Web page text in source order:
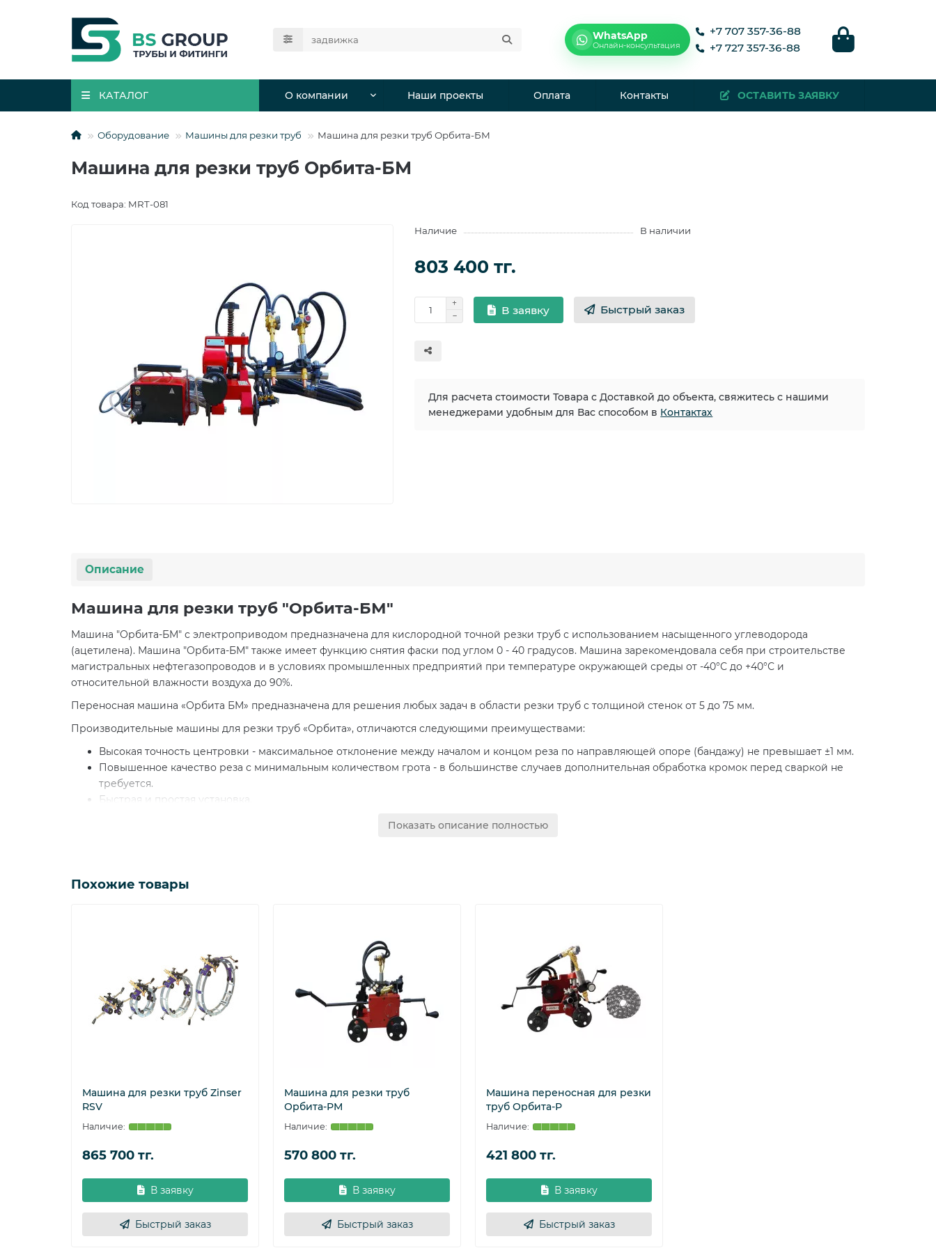
WhatsApp
Онлайн-консультация
+7 707 357-36-88
+7 727 357-36-88
КАТАЛОГ О компании Наши проекты Оплата Контакты ОСТАВИТЬ ЗАЯВКУ
Оборудование Машины для резки труб Машина для резки труб Орбита-БМ
Машина для резки труб Орбита-БМ
Код товара: MRT-081
Наличие В наличии
803 400 тг.
В заявку Быстрый заказ
Для расчета стоимости Товара с Доставкой до объекта, свяжитесь с нашими
менеджерами удобным для Вас способом в Контактах
Описание
Машина для резки труб "Орбита-БМ"
Машина "Орбита-БМ" с электроприводом предназначена для кислородной точной резки труб с использованием насыщенного углеводорода
(ацетилена). Машина "Орбита-БМ" также имеет функцию снятия фаски под углом 0 - 40 градусов. Машина зарекомендовала себя при строительстве
магистральных нефтегазопроводов и в условиях промышленных предприятий при температуре окружающей среды от -40°С до +40°С и
относительной влажности воздуха до 90%.
Переносная машина «Орбита БМ» предназначена для решения любых задач в области резки труб с толщиной стенок от 5 до 75 мм.
Производительные машины для резки труб «Орбита», отличаются следующими преимуществами:
Высокая точность центровки - максимальное отклонение между началом и концом реза по направляющей опоре (бандажу) не превышает ±1 мм.
Повышенное качество реза с минимальным количеством грота - в большинстве случаев дополнительная обработка кромок перед сваркой не
требуется.
Быстрая и простая установка.
Продолжительный срок службы даже при условии интенсивной эксплуатации.
Оборудование в исполнении «БМ» дополнительно включает блок питания и переключатель скорости.
Штанга с резаком перемещается по окружности перпендикулярно оси трубы. Перемещение осуществляется с помощью самоходной тележки с
расположенным на ней ведущим механизмом. В движение аппарат приводится посредством привода, звездочки и крючковой цепи, которая состоит
из штампованных звеньев.
Приводная цепь - разборная, что позволяет регулировать ее длину в зависимости от размеров разрезаемого трубного проката. Звенья
перемещения по штанге.
Технические характеристики
Частота, Гц 50
Потребляемая мощность, Вт
Показать описание полностью
Похожие товары
Машина для резки труб Zinser
RSV
865 700 тг.
В заявку
Быстрый заказ
Машина для резки труб
Орбита-РМ
570 800 тг.
В заявку
Быстрый заказ
Машина переносная для резки
труб Орбита-Р
421 800 тг.
В заявку
Быстрый заказ